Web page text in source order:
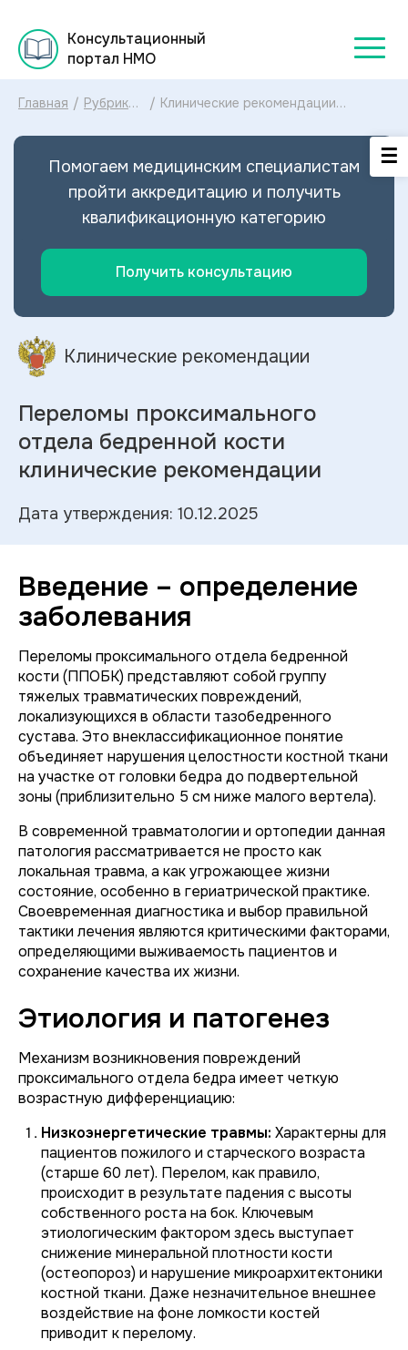
Консультационный
портал НМО
Главная / Рубрикатор
рекомендаций
/ Клинические рекомендации
бедренной кости МКБ-10:
диагностика и лечение Переломов
проксимального отдела бедренной
кости 2025
Помогаем медицинским специалистам
пройти аккредитацию и получить
квалификационную категорию
Получить консультацию
Клинические рекомендации
Переломы проксимального
отдела бедренной кости
клинические рекомендации
Дата утверждения: 10.12.2025
Введение – определение
заболевания
Переломы проксимального отдела бедренной
кости (ППОБК) представляют собой группу
тяжелых травматических повреждений,
локализующихся в области тазобедренного
сустава. Это внеклассификационное понятие
объединяет нарушения целостности костной ткани
на участке от головки бедра до подвертельной
зоны (приблизительно 5 см ниже малого вертела).
В современной травматологии и ортопедии данная
патология рассматривается не просто как
локальная травма, а как угрожающее жизни
состояние, особенно в гериатрической практике.
Своевременная диагностика и выбор правильной
тактики лечения являются критическими факторами,
определяющими выживаемость пациентов и
сохранение качества их жизни.
Этиология и патогенез
Механизм возникновения повреждений
проксимального отдела бедра имеет четкую
возрастную дифференциацию:
Низкоэнергетические травмы: Характерны для
пациентов пожилого и старческого возраста
(старше 60 лет). Перелом, как правило,
происходит в результате падения с высоты
собственного роста на бок. Ключевым
этиологическим фактором здесь выступает
снижение минеральной плотности кости
(остеопороз) и нарушение микроархитектоники
костной ткани. Даже незначительное внешнее
воздействие на фоне ломкости костей
приводит к перелому.